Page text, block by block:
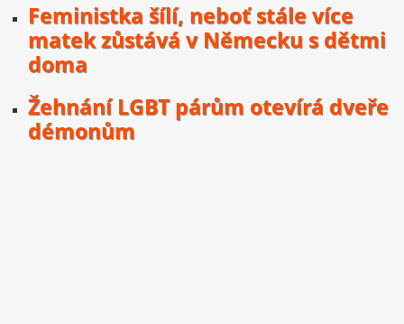
Feministka šílí, neboť stále více
matek zůstává v Německu s dětmi
doma
Žehnání LGBT párům otevírá dveře
démonům